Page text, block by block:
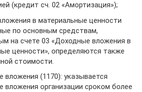
(кредит сч. 02 «Амортизация»);
в материальные ценности
по основным средствам,
на счете 03 «Доходные вложения в
ценности», определяются также
стоимости.
вложения (1170): указывается
вложения организации сроком более